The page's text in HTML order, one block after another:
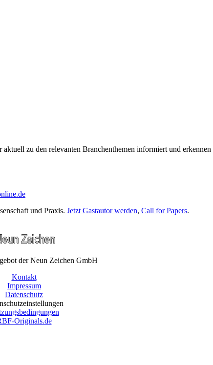
zu den relevanten Branchenthemen informiert und erkennen
und Praxis. Jetzt Gastautor werden, Call for Papers.
der Neun Zeichen GmbH
Kontakt
Impressum
Datenschutz
Originals.de